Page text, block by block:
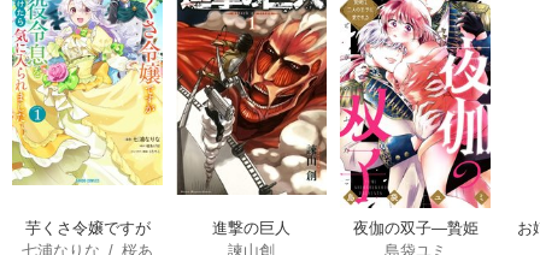
芋くさ令嬢ですが
七浦なりな /桜あ
進撃の巨人
諫山創
夜伽の双子―贄姫
島袋ユミ
お